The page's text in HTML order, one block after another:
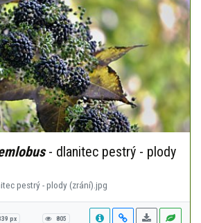
- dlanitec pestrý - plody
pestrý - plody (zrání).jpg
px 805